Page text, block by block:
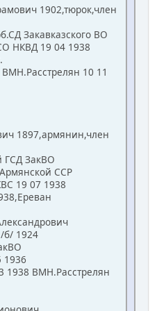
1902,тюрок,член
Закавказского ВО
НКВД 19 04 1938
10 11
1897,армянин,член
ГСД ЗакВО
ССР
19 07 1938
б/ 1924
1936
1938 ВМН.Расстрелян